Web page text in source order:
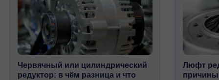
Червячный или цилиндрический
редуктор: в чём разница и что
Люфт